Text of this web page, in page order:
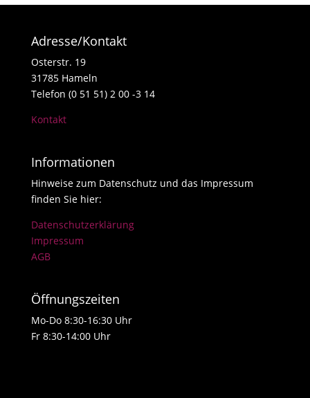
Adresse/Kontakt
Osterstr. 19
31785 Hameln
Telefon (0 51 51) 2 00 -3 14
Kontakt
Informationen
Hinweise zum Datenschutz und das Impressum
finden Sie hier:
Datenschutzerklärung
Impressum
AGB
Öffnungszeiten
Mo-Do 8:30-16:30 Uhr
Fr 8:30-14:00 Uhr